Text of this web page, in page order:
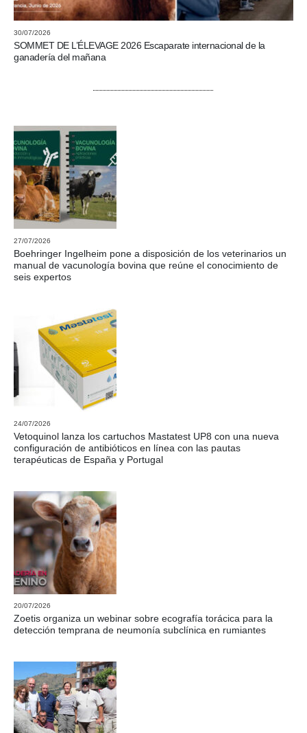
30/07/2026
SOMMET DE L’ÉLEVAGE 2026 Escaparate internacional de la
ganadería del mañana
27/07/2026
Boehringer Ingelheim pone a disposición de los veterinarios un
manual de vacunología bovina que reúne el conocimiento de
seis expertos
24/07/2026
Vetoquinol lanza los cartuchos Mastatest UP8 con una nueva
configuración de antibióticos en línea con las pautas
terapéuticas de España y Portugal
20/07/2026
Zoetis organiza un webinar sobre ecografía torácica para la
detección temprana de neumonía subclínica en rumiantes